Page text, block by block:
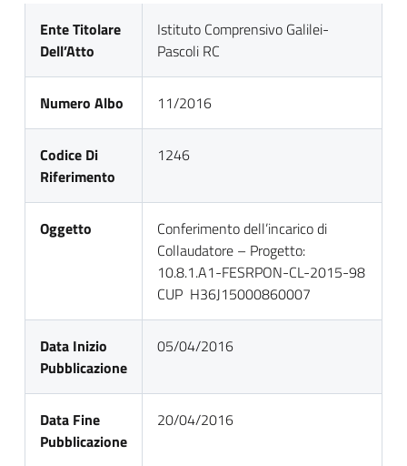
Ente Titolare
Dell’Atto
Istituto Comprensivo Galilei-
Pascoli RC
Numero Albo 11/2016
Codice Di
Riferimento
1246
Oggetto
Conferimento dell’incarico di
Collaudatore – Progetto:
10.8.1.A1-FESRPON-CL-2015-98
CUP H36J15000860007
Data Inizio
Pubblicazione
05/04/2016
Data Fine
Pubblicazione
20/04/2016